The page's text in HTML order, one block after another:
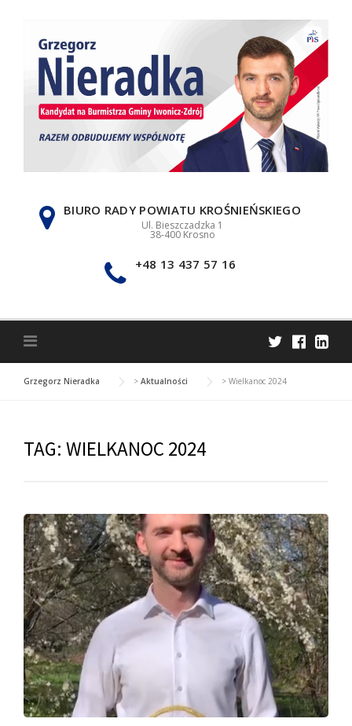
BIURO RADY POWIATU KROŚNIEŃSKIEGO
Ul. Bieszczadzka 1
38-400 Krosno
+48 13 437 57 16
Grzegorz Nieradka > Aktualności > Wielkanoc 2024
TAG: WIELKANOC 2024